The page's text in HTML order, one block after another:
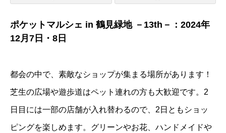
ポケットマルシェ in 鶴見緑地 －13th－：2024年
12月7日・8日
都会の中で、素敵なショップが集まる場所があります！
芝生の広場や遊歩道はペット連れの方も大歓迎です。2
日目には一部の店舗が入れ替わるので、2日ともショッ
ピングを楽しめます。グリーンやお花、ハンドメイドや